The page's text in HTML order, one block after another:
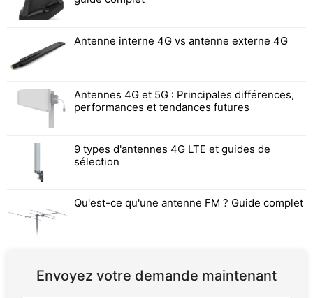
Antenne interne 4G vs antenne externe 4G
Antennes 4G et 5G : Principales différences,
performances et tendances futures
9 types d'antennes 4G LTE et guides de
sélection
Qu'est-ce qu'une antenne FM ? Guide complet
Envoyez votre demande maintenant